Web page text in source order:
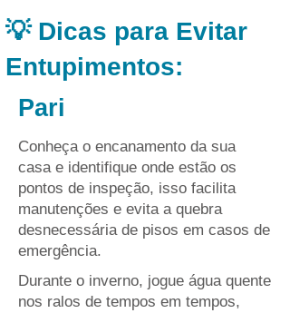
💡 Dicas para Evitar
Entupimentos:
Pari
Conheça o encanamento da sua
casa e identifique onde estão os
pontos de inspeção, isso facilita
manutenções e evita a quebra
desnecessária de pisos em casos de
emergência.
Durante o inverno, jogue água quente
nos ralos de tempos em tempos,